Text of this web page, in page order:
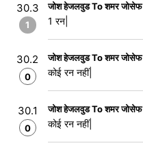
30.3
1
जोश हेजलवुड To शमर जोसेफ
1 रन|
30.2
0
जोश हेजलवुड To शमर जोसेफ
कोई रन नहीं|
30.1
0
जोश हेजलवुड To शमर जोसेफ
कोई रन नहीं|